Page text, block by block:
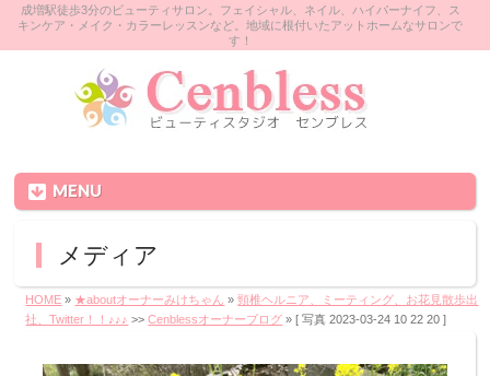
成増駅徒歩3分のビューティサロン。フェイシャル、ネイル、ハイパーナイフ、ス
キンケア・メイク・カラーレッスンなど。地域に根付いたアットホームなサロンで
す！
MENU
メディア
HOME » ★aboutオーナーみけちゃん »頸椎ヘルニア、ミーティング、お花見散歩出
社、Twitter！！♪♪♪ >>Cenblessオーナーブログ » [ 写真 2023-03-24 10 22 20 ]